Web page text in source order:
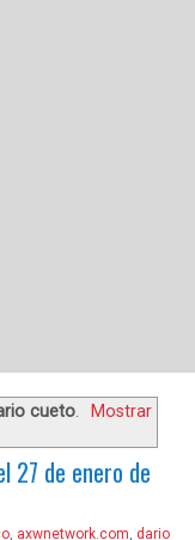
cueto.
Mostrar
27 de enero de
axwnetwork.com dario